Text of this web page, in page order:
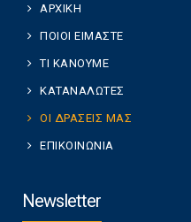
ΑΡΧΙΚΗ
ΠΟΙΟΙ ΕΙΜΑΣΤΕ
ΤΙ ΚΑΝΟΥΜΕ
ΚΑΤΑΝΑΛΩΤΕΣ
ΟΙ ΔΡΑΣΕΙΣ ΜΑΣ
ΕΠΙΚΟΙΝΩΝΙΑ
Newsletter